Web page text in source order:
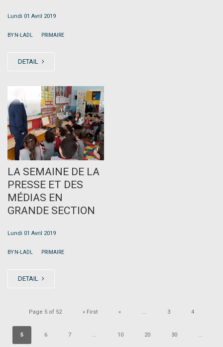
Lundi 01 Avril 2019
BY N-LADL PRIMAIRE
DETAIL
01
LA SEMAINE DE LA
PRESSE ET DES
MÉDIAS EN
GRANDE SECTION
Lundi 01 Avril 2019
BY N-LADL PRIMAIRE
DETAIL
Page 5 of 52 « First « ... 3 4
5 6 7 ... 10 20 30 ...